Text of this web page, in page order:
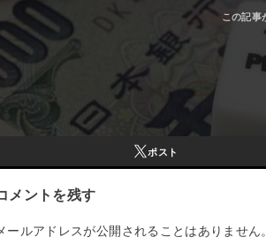
ポスト
メントを残す
ールアドレスが公開されることはありません。